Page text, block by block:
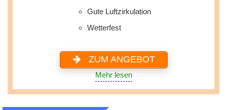
Gute Luftzirkulation
Wetterfest
ZUM ANGEBOT
Mehr lesen